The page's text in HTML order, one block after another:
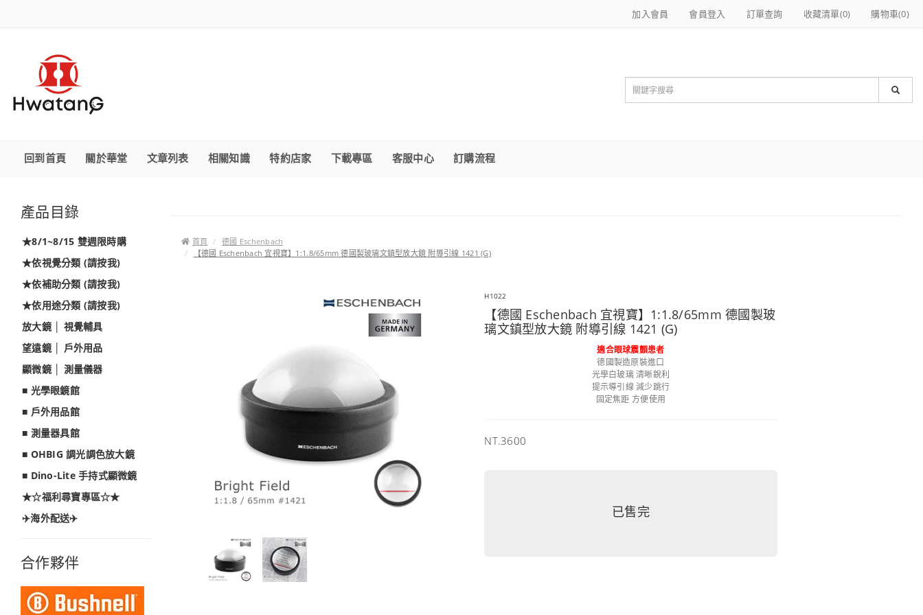
加入會員 會員登入 訂單查詢 收藏清單(0) 購物車(0)
回到首頁 關於華堂 文章列表 相關知識 特約店家 下載專區 客服中心 訂購流程
產品目錄
★8/1~8/15 雙週限時購
★依視覺分類 (請按我)
★依補助分類 (請按我)
★依用途分類 (請按我)
放大鏡 │ 視覺輔具
望遠鏡 │ 戶外用品
顯微鏡 │ 測量儀器
■ 光學眼鏡館
■ 戶外用品館
■ 測量器具館
■ OHBIG 調光調色放大鏡
■ Dino-Lite 手持式顯微鏡
★☆福利尋寶專區☆★
✈️海外配送✈️
合作夥伴
首頁
德國 Eschenbach
【德國 Eschenbach 宜視寶】1:1.8/65mm 德國製玻璃文鎮型放大鏡 附導引線 1421 (G)
H1022
【德國 Eschenbach 宜視寶】1:1.8/65mm 德國製玻
璃文鎮型放大鏡 附導引線 1421 (G)
適合眼球震顫患者
德國製造原裝進口
光學白玻璃 清晰銳利
提示導引線 減少跳行
固定焦距 方便使用
售
NT.3600
已售完